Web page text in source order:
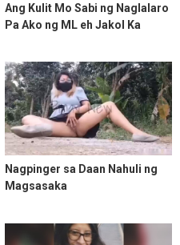
Ang Kulit Mo Sabi ng Naglalaro
Pa Ako ng ML eh Jakol Ka
Nagpinger sa Daan Nahuli ng
Magsasaka